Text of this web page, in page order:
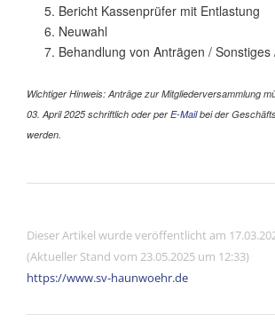
5.⁠ ⁠Bericht Kassenprüfer mit Entlastung
6.⁠ ⁠Neuwahl
7.⁠ ⁠Behandlung von Anträgen / Sonstiges
Wichtiger Hinweis: Anträge zur Mitgliederversammlung
03. April 2025 schriftlich oder perE-Mailbei der
werden.
Dieser Artikel wurde veröffentlicht am
(Aktueller Stand vom 23.05.2025 um 12:33)
https://www.sv-haunwoehr.de